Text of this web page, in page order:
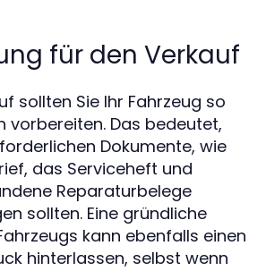
für den Verkauf
sollten Sie Ihr Fahrzeug so
vorbereiten. Das bedeutet,
Dokumente, wie
das Serviceheft und
Reparaturbelege
sollten. Eine gründliche
kann ebenfalls einen
hinterlassen, selbst wenn